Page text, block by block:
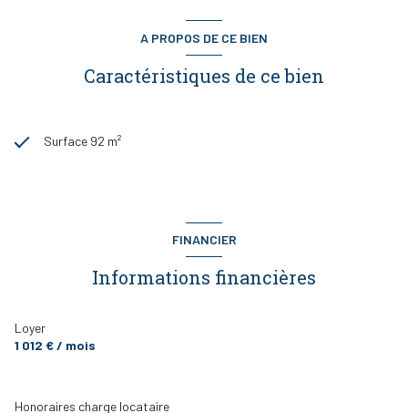
A PROPOS DE CE BIEN
Caractéristiques de ce bien
Surface 92 m²
FINANCIER
Informations financières
Loyer
1 012 € / mois
Honoraires charge locataire